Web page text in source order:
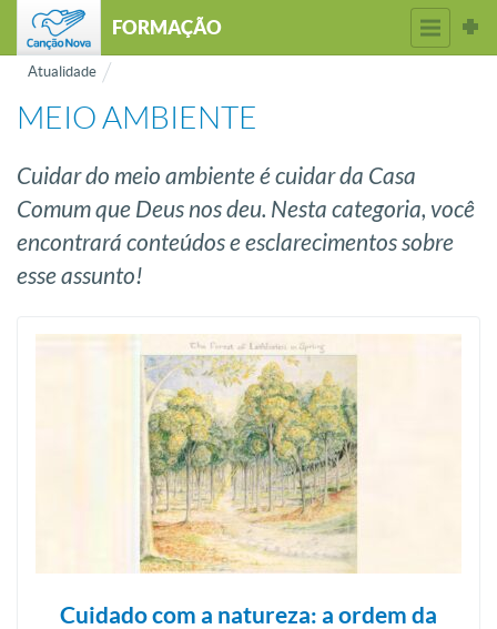
FORMAÇÃO
Atualidade
MEIO AMBIENTE
Cuidar do meio ambiente é cuidar da Casa
Comum que Deus nos deu. Nesta categoria, você
encontrará conteúdos e esclarecimentos sobre
esse assunto!
Cuidado com a natureza: a ordem da